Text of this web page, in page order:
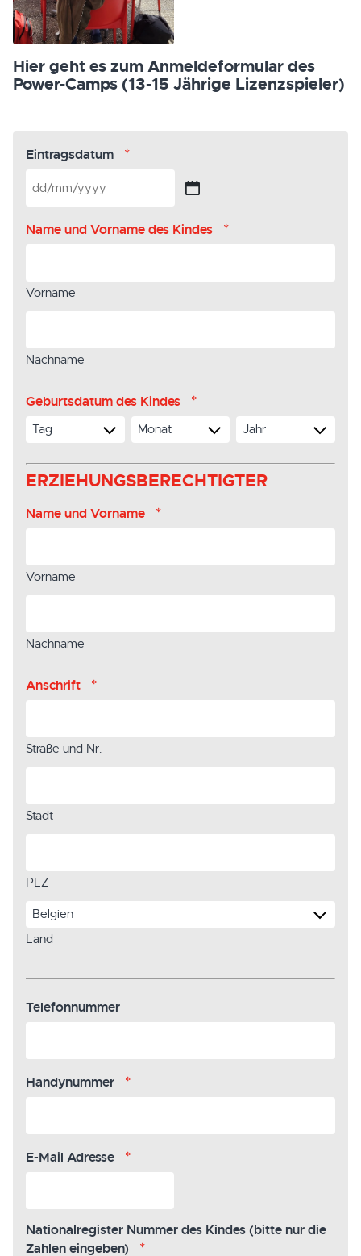
Hier geht es zum Anmeldeformular des
Power-Camps (13-15 Jährige Lizenzspieler)
Eintragsdatum *
TT
MM
Schrägstrich
Name und Vorname des Kindes *
Vorname
Nachname
Geburtsdatum des Kindes *
Tag Monat Jahr
ERZIEHUNGSBERECHTIGTER
Name und Vorname *
Vorname
Nachname
Anschrift *
Straße und Nr.
Stadt
PLZ
Land
Telefonnummer
Handynummer *
E-Mail Adresse *
Nationalregister Nummer des Kindes (bitte nur die
Zahlen eingeben)
*